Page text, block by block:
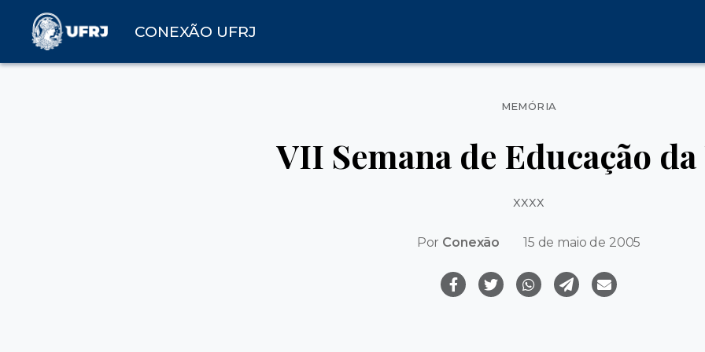
CONEXÃO UFRJ
Categorias
MEMÓRIA
VII Semana de Educação da
xxxx
Por Conexão 15 de maio de 2005